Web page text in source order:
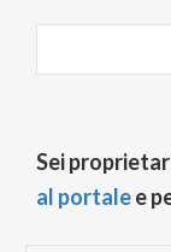
Sei
al portalee